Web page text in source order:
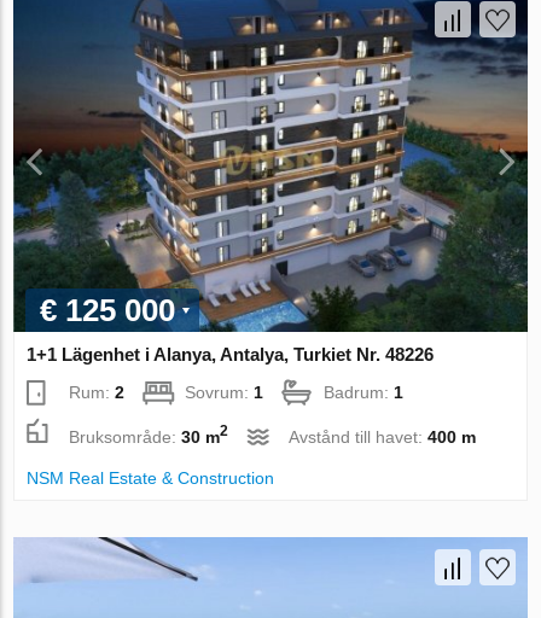
€ 125 000
1+1 Lägenhet i Alanya, Antalya, Turkiet Nr. 48226
Rum:2 Sovrum: 1 Badrum: 1
Bruksområde:30 m2 Avstånd till havet:400 m
NSM Real Estate & Construction